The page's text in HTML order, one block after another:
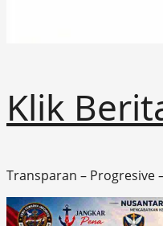
Klik
Transparan – Progresive